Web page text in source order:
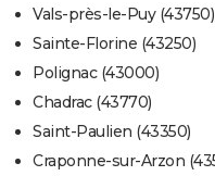
Vals-près-le-Puy (43750)
Sainte-Florine (43250)
Polignac (43000)
Chadrac (43770)
Saint-Paulien (43350)
Craponne-sur-Arzon